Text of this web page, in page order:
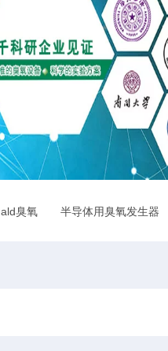
ald臭氧 半导体用臭氧发生器